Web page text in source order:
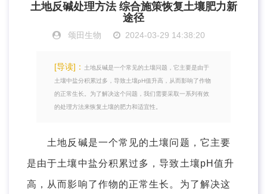
土地反碱处理方法 综合施策恢复土壤肥力新
途径
颂田生物 2024-03-29 14:38:20
[导读]：
土地反碱是一个常见的土壤问题，它主要是由于
土壤中盐分积累过多，导致土壤pH值升高，从而影响了作物
的正常生长。为了解决这个问题，我们需要采取一系列有效
的处理方法来恢复土壤的肥力和适宜性。
土地反碱是一个常见的土壤问题，它主要
是由于土壤中盐分积累过多，导致土壤pH值升
高，从而影响了作物的正常生长。为了解决这